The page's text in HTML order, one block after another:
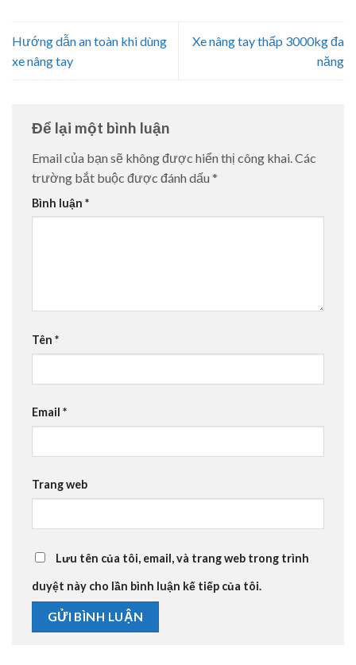
Hướng dẫn an toàn khi dùng
xe nâng tay
Xe nâng tay thấp 3000kg đa
năng
Để lại một bình luận
Email của bạn sẽ không được hiển thị công khai. Các
trường bắt buộc được đánh dấu *
Bình luận *
Tên *
Email *
Trang web
Lưu tên của tôi, email, và trang web trong trình
duyệt này cho lần bình luận kế tiếp của tôi.